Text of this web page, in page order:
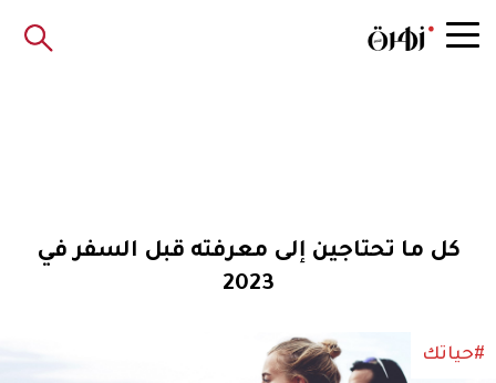
كل ما تحتاجين إلى معرفته قبل السفر في
2023
#حياتك